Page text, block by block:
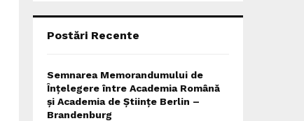
Postări Recente
Semnarea Memorandumului de
Înțelegere între Academia Română
și Academia de Științe Berlin –
Brandenburg